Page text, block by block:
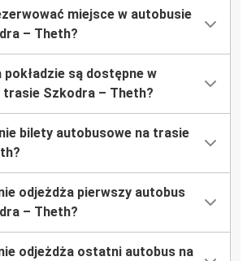
miejsce w autobusie
– Theth?
pokładzie są dostępne w
trasie Szkodra – Theth?
bilety autobusowe na trasie
odjeżdża pierwszy autobus
– Theth?
odjeżdża ostatni autobus na